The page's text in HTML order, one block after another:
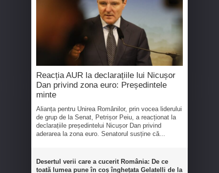
Reacția AUR la declarațiile lui Nicușor
Dan privind zona euro: Președintele
minte
Alianța pentru Unirea Românilor, prin vocea liderului
de grup de la Senat, Petrișor Peiu, a reacționat la
declarațiile președintelui Nicușor Dan privind
aderarea la zona euro. Senatorul susține că...
Desertul verii care a cucerit România: De ce
toată lumea pune în coș înghețata Gelatelli de la